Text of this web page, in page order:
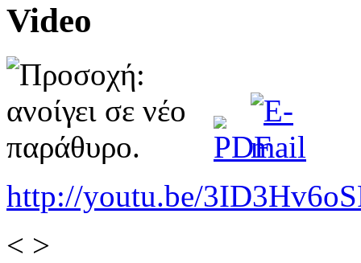
Video
http://youtu.be/
< >